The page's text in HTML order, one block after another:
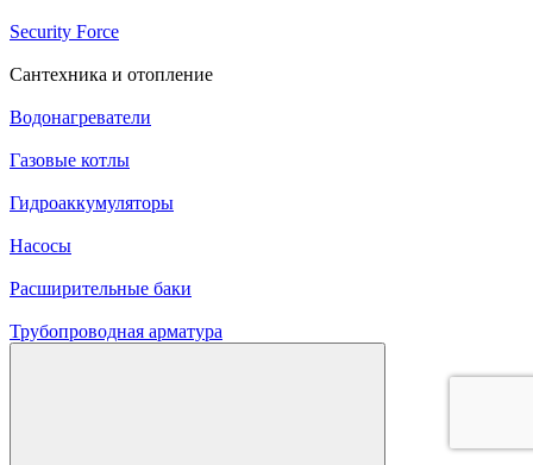
Security Force
Сантехника и отопление
Водонагреватели
Газовые котлы
Гидроаккумуляторы
Насосы
Расширительные баки
Трубопроводная арматура